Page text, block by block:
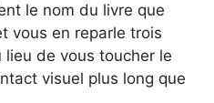
le nom du livre que
vous en reparle trois
de vous toucher le
visuel plus long que